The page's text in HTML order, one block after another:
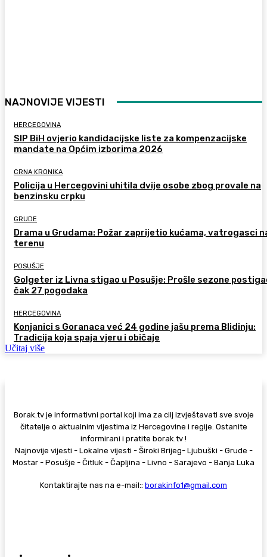
NAJNOVIJE VIJESTI
HERCEGOVINA
SIP BiH ovjerio kandidacijske liste za kompenzacijske
mandate na Općim izborima 2026
CRNA KRONIKA
Policija u Hercegovini uhitila dvije osobe zbog provale na
benzinsku crpku
GRUDE
Drama u Grudama: Požar zaprijetio kućama, vatrogasci
terenu
POSUŠJE
Golgeter iz Livna stigao u Posušje: Prošle sezone
čak 27 pogodaka
HERCEGOVINA
Konjanici s Goranaca već 24 godine jašu prema Blidinju:
Tradicija koja spaja vjeru i običaje
Učitaj više
Borak.tv je informativni portal koji ima za cilj izvještavati sve svoje
čitatelje o aktualnim vijestima iz Hercegovine i regije. Ostanite
informirani i pratite borak.tv !
Najnovije vijesti - Lokalne vijesti - Široki Brijeg- Ljubuški - Grude -
Mostar - Posušje - Čitluk - Čapljina - Livno - Sarajevo - Banja Luka
Kontaktirajte nas na e-mail:: borakinfo1@gmail.com